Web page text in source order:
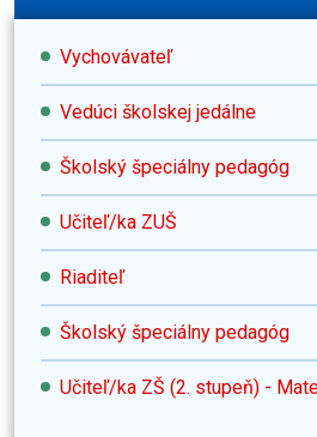
Vychovávateľ
Vedúci školskej jedálne
Školský špeciálny pedagóg
Učiteľ/ka ZUŠ
Riaditeľ
Školský špeciálny pedagóg
Učiteľ/ka ZŠ (2. stupeň) -